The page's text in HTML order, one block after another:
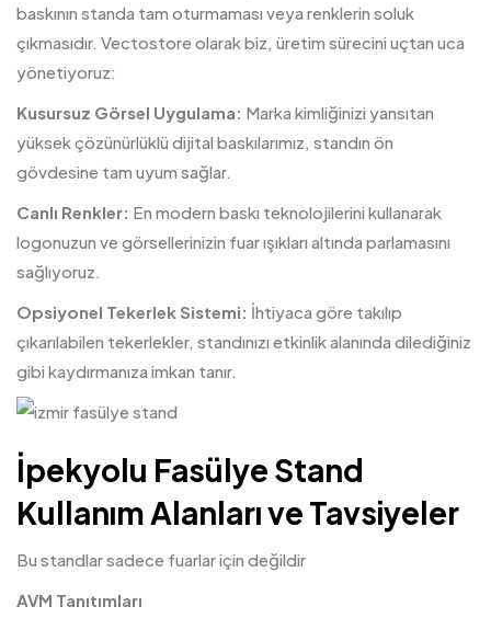
baskının standa tam oturmaması veya renklerin soluk
çıkmasıdır. Vectostore olarak biz, üretim sürecini uçtan uca
yönetiyoruz:
Kusursuz Görsel Uygulama: Marka kimliğinizi yansıtan
yüksek çözünürlüklü dijital baskılarımız, standın ön
gövdesine tam uyum sağlar.
Canlı Renkler: En modern baskı teknolojilerini kullanarak
logonuzun ve görsellerinizin fuar ışıkları altında parlamasını
sağlıyoruz.
Opsiyonel Tekerlek Sistemi: İhtiyaca göre takılıp
çıkarılabilen tekerlekler, standınızı etkinlik alanında dilediğiniz
gibi kaydırmanıza imkan tanır.
İpekyolu Fasülye Stand
Kullanım Alanları ve Tavsiyeler
Bu standlar sadece fuarlar için değildir
AVM Tanıtımları